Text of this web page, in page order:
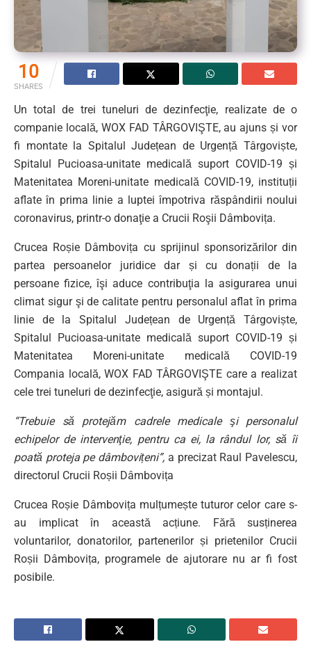
10
SHARES
Un total de trei tuneluri de dezinfecţie, realizate de o
companie locală, WOX FAD TÂRGOVIŞTE, au ajuns și vor
fi montate la Spitalul Județean de Urgență Târgoviște,
Spitalul Pucioasa-unitate medicală suport COVID-19 și
Matenitatea Moreni-unitate medicală COVID-19, instituții
aflate în prima linie a luptei împotriva răspândirii noului
coronavirus, printr-o donaţie a Crucii Roşii Dâmbovița.
Crucea Roșie Dâmbovița cu sprijinul sponsorizărilor din
partea persoanelor juridice dar și cu donații de la
persoane fizice, îşi aduce contribuţia la asigurarea unui
climat sigur şi de calitate pentru personalul aflat în prima
linie de la Spitalul Județean de Urgență Târgoviște,
Spitalul Pucioasa-unitate medicală suport COVID-19 și
Matenitatea Moreni-unitate medicală COVID-19
Compania locală, WOX FAD TÂRGOVIŞTE care a realizat
cele trei tuneluri de dezinfecţie, asigură și montajul.
“Trebuie să protejăm cadrele medicale şi personalul
echipelor de intervenţie, pentru ca ei, la rândul lor, să îi
poată proteja pe dâmbovițeni”, a precizat Raul Pavelescu,
directorul Crucii Roșii Dâmbovița
Crucea Roșie Dâmbovița mulțumește tuturor celor care s-
au implicat în această acțiune. Fără susținerea
voluntarilor, donatorilor, partenerilor și prietenilor Crucii
Roșii Dâmbovița, programele de ajutorare nu ar fi fost
posibile.